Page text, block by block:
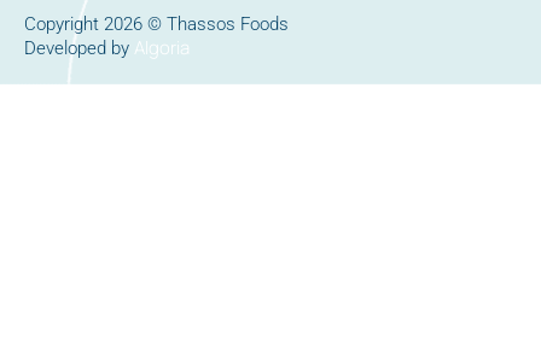
Copyright 2026 © Thassos Foods
Developed by Algoria